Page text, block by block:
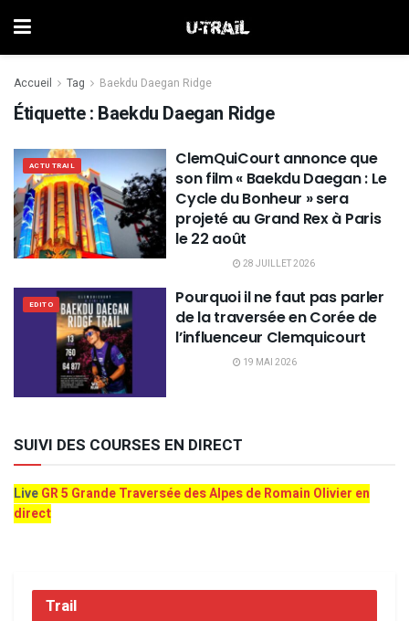
Accueil Tag Baekdu Daegan Ridge
Étiquette : Baekdu Daegan Ridge
ACTU TRAIL
ClemQuiCourt annonce que
son film « Baekdu Daegan : Le
Cycle du Bonheur » sera
projeté au Grand Rex à Paris
le 22 août
28 JUILLET 2026
EDITO
Pourquoi il ne faut pas parler
de la traversée en Corée de
l’influenceur Clemquicourt
19 MAI 2026
SUIVI DES COURSES EN DIRECT
LiveGR 5 Grande Traversée des Alpes de Romain Olivier en
direct
Trail